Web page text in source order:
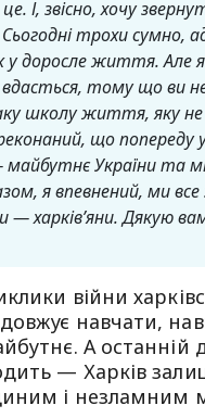
І, звісно, хочу
Сьогодні трохи сумно,
у доросле життя. Але я
вдасться, тому що ви
школу життя, яку не
що попереду
України та
я впевнений, ми
харків’яни. Дякую
війни
навчати,
А останній
— Харків
і незламним